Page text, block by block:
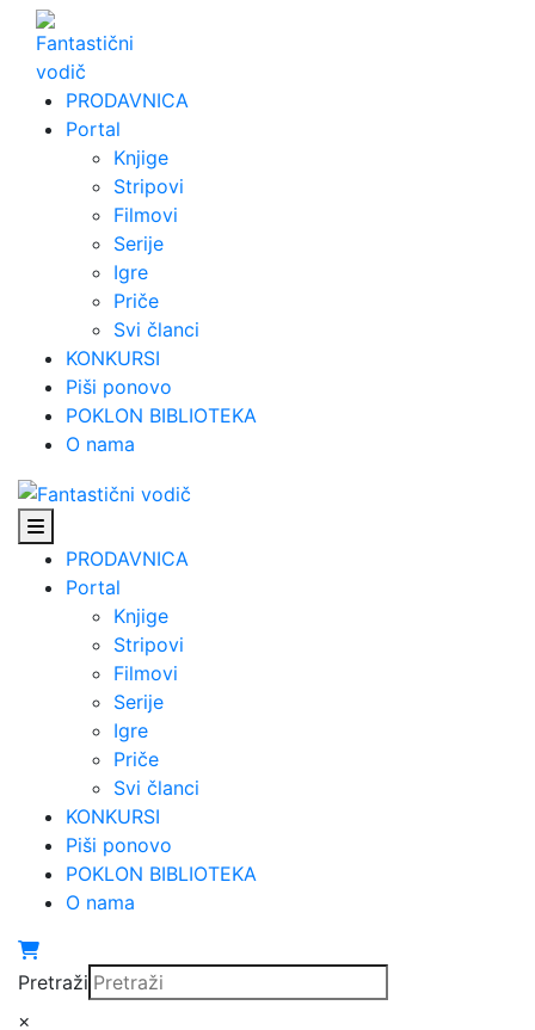
Skip
content
PRODAVNICA
Portal
Knjige
Stripovi
Filmovi
Serije
Igre
Priče
Svi članci
KONKURSI
Piši ponovo
POKLON BIBLIOTEKA
O nama
PRODAVNICA
Portal
Knjige
Stripovi
Filmovi
Serije
Igre
Priče
Svi članci
KONKURSI
Piši ponovo
POKLON BIBLIOTEKA
O nama
Pretraži
×